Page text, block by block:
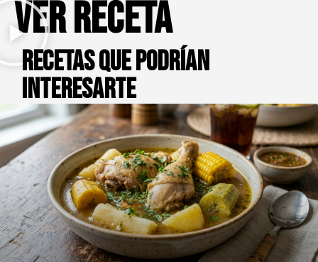
Ver receta
Recetas que podrían
interesarte